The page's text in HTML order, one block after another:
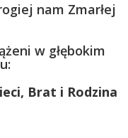
nam Zmarłej
w głębokim
Brat i Rodzina